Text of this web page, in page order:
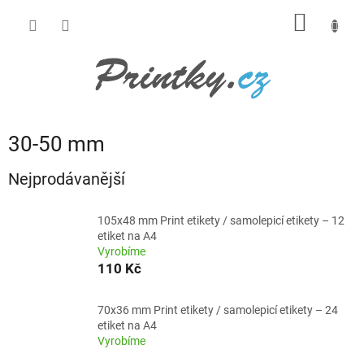
30-50 mm
Nejprodávanější
105x48 mm Print etikety / samolepicí etikety – 12
etiket na A4
Vyrobíme
110 Kč
70x36 mm Print etikety / samolepicí etikety – 24
etiket na A4
Vyrobíme